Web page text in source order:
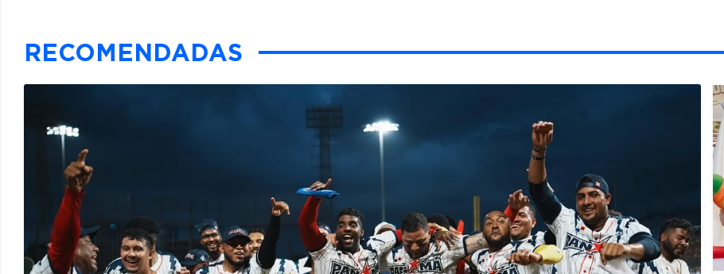
RECOMENDADAS